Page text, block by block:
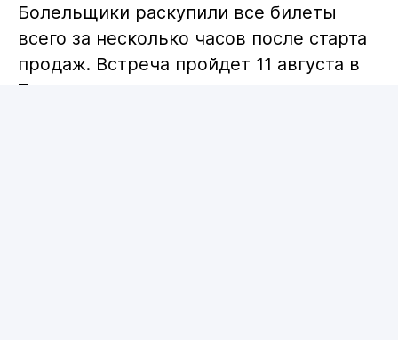
Болельщики раскупили все билеты
всего за несколько часов после старта
продаж. Встреча пройдет 11 августа в
Туркестане.